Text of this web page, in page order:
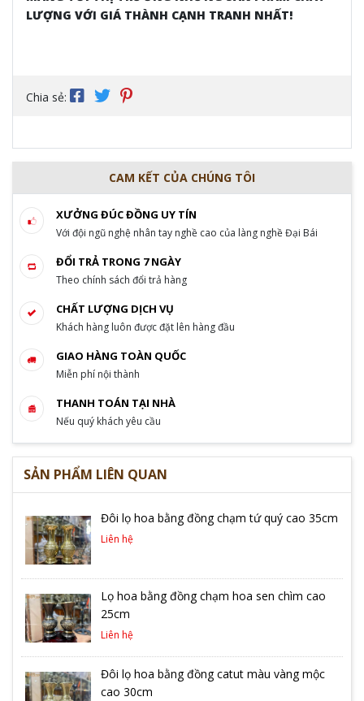
LƯỢNG VỚI GIÁ THÀNH CẠNH TRANH NHẤT!
Chia sẻ:
CAM KẾT CỦA CHÚNG TÔI
XƯỞNG ĐÚC ĐỒNG UY TÍN
Với đội ngũ nghệ nhân tay nghề cao của làng nghề Đại Bái
ĐỔI TRẢ TRONG 7 NGÀY
Theo chính sách đổi trả hàng
CHẤT LƯỢNG DỊCH VỤ
Khách hàng luôn được đặt lên hàng đầu
GIAO HÀNG TOÀN QUỐC
Miễn phí nội thành
THANH TOÁN TẠI NHÀ
Nếu quý khách yêu cầu
SẢN PHẨM LIÊN QUAN
Đôi lọ hoa bằng đồng chạm tứ quý cao 35cm
Liên hệ
Lọ hoa bằng đồng chạm hoa sen chìm cao
25cm
Liên hệ
Đôi lọ hoa bằng đồng catut màu vàng mộc
cao 30cm